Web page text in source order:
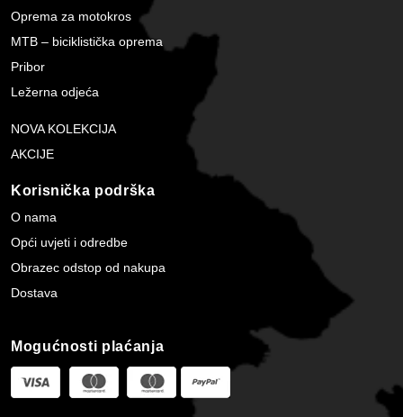
Oprema za motokros
MTB – biciklistička oprema
Pribor
Ležerna odjeća
NOVA KOLEKCIJA
AKCIJE
Korisnička podrška
O nama
Opći uvjeti i odredbe
Obrazec odstop od nakupa
Dostava
Mogućnosti plaćanja